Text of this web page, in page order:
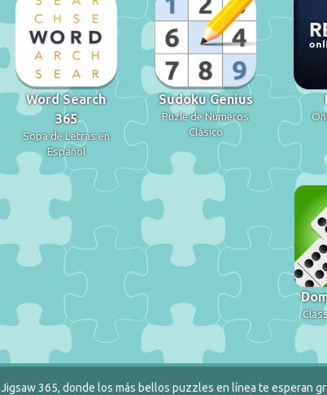
Word Search
365
Sopa de Letras en
Español
Sudoku Genius
Puzle de Números
Clásico
Jigsaw 365, donde los más bellos puzzles en línea te esperan